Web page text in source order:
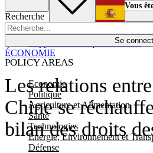
Recherche
Se
POLICY AREAS
Economie
Politique
Agriculture et Alimentation
Santé
Technologies
Energie, Environnement et
Défense
Économie
Español
Vous
Les relations
Chine se
bilan des droits
ÉCONOMIE